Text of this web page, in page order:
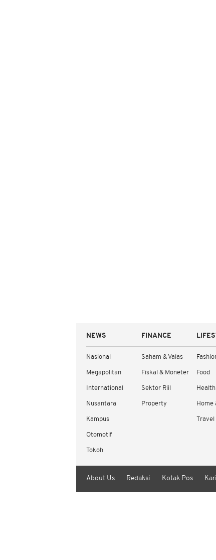
NEWS
Nasional
Megapolitan
International
Nusantara
Kampus
Otomotif
Tokoh
FINANCE
Saham & Valas
Fiskal & Moneter
Sektor Riil
Property
Food
Health
Home
Travel
About Us Redaksi Kotak Pos